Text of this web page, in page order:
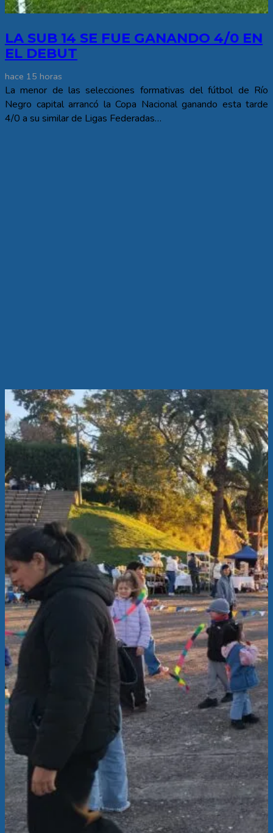
LA SUB 14 SE FUE GANANDO 4/0 EN
EL DEBUT
hace 15 horas
La menor de las selecciones formativas del fútbol de Río
Negro capital arrancó la Copa Nacional ganando esta tarde
4/0 a su similar de Ligas Federadas…